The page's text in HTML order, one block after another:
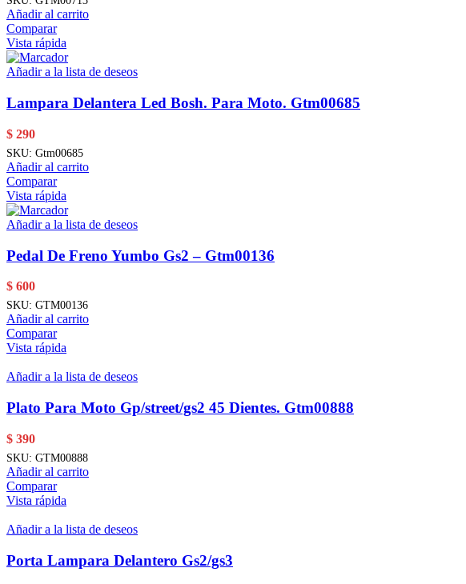
Añadir al carrito
Comparar
Vista rápida
Añadir a la lista de deseos
Lampara Delantera Led Bosh. Para Moto. Gtm00685
$ 290
SKU: Gtm00685
Añadir al carrito
Comparar
Vista rápida
Añadir a la lista de deseos
Pedal De Freno Yumbo Gs2 – Gtm00136
$ 600
SKU: GTM00136
Añadir al carrito
Comparar
Vista rápida
Añadir a la lista de deseos
Plato Para Moto Gp/street/gs2 45 Dientes. Gtm00888
$ 390
SKU: GTM00888
Añadir al carrito
Comparar
Vista rápida
Añadir a la lista de deseos
Porta Lampara Delantero Gs2/gs3